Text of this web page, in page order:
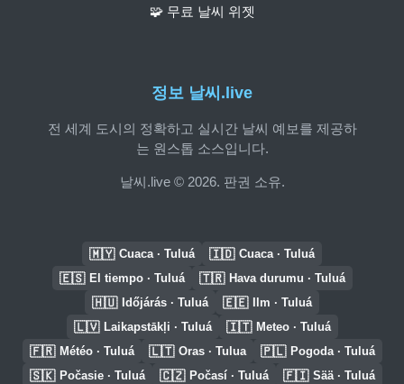
정보 날씨.live
전 세계 도시의 정확하고 실시간 날씨 예보를 제공하
는 원스톱 소스입니다.
날씨.live © 2026. 판권 소유.
🧩 무료 날씨 위젯
🇲🇾 Cuaca · Tuluá 🇮🇩 Cuaca · Tuluá
🇪🇸 El tiempo · Tuluá 🇹🇷 Hava durumu · Tuluá
🇭🇺 Időjárás · Tuluá 🇪🇪 Ilm · Tuluá
🇱🇻 Laikapstākļi · Tuluá 🇮🇹 Meteo · Tuluá
🇫🇷 Météo · Tuluá 🇱🇹 Oras · Tulua 🇵🇱 Pogoda · Tuluá
🇸🇰 Počasie · Tuluá 🇨🇿 Počasí · Tuluá 🇫🇮 Sää · Tuluá